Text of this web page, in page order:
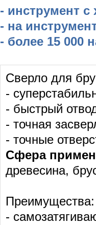
- инструмент
- на
- более 15 000
Сверло для
-
- быстрый
- точная
- точные
Сфера
древесина,
Преимущества:
-